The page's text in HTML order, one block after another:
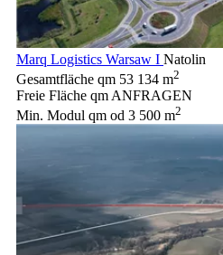
Marq Logistics Warsaw I Natolin
Gesamtfläche qm 53 134 m2
Freie Fläche qm ANFRAGEN
Min. Modul qm od 3 500 m2